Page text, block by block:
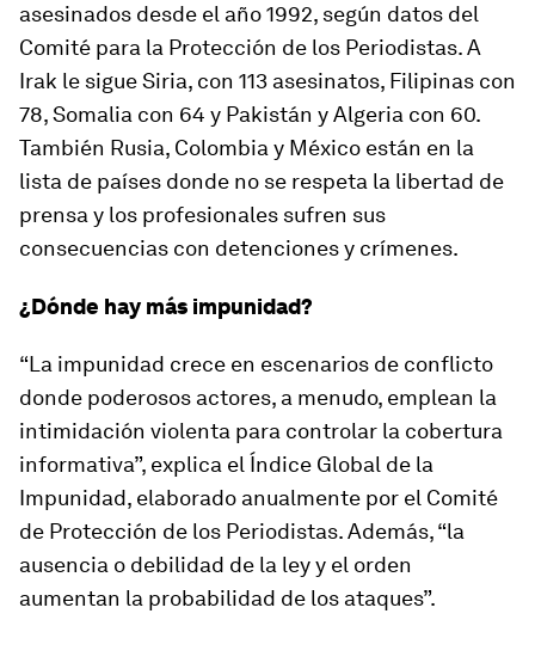
asesinados desde el año 1992, según datos del
Comité para la Protección de los Periodistas. A
Irak le sigue Siria, con 113 asesinatos, Filipinas con
78, Somalia con 64 y Pakistán y Algeria con 60.
También Rusia, Colombia y México están en la
lista de países donde no se respeta la libertad de
prensa y los profesionales sufren sus
consecuencias con detenciones y crímenes.
¿Dónde hay más impunidad?
“La impunidad crece en escenarios de conflicto
donde poderosos actores, a menudo, emplean la
intimidación violenta para controlar la cobertura
informativa”, explica el Índice Global de la
Impunidad, elaborado anualmente por el Comité
de Protección de los Periodistas. Además, “la
ausencia o debilidad de la ley y el orden
aumentan la probabilidad de los ataques”.